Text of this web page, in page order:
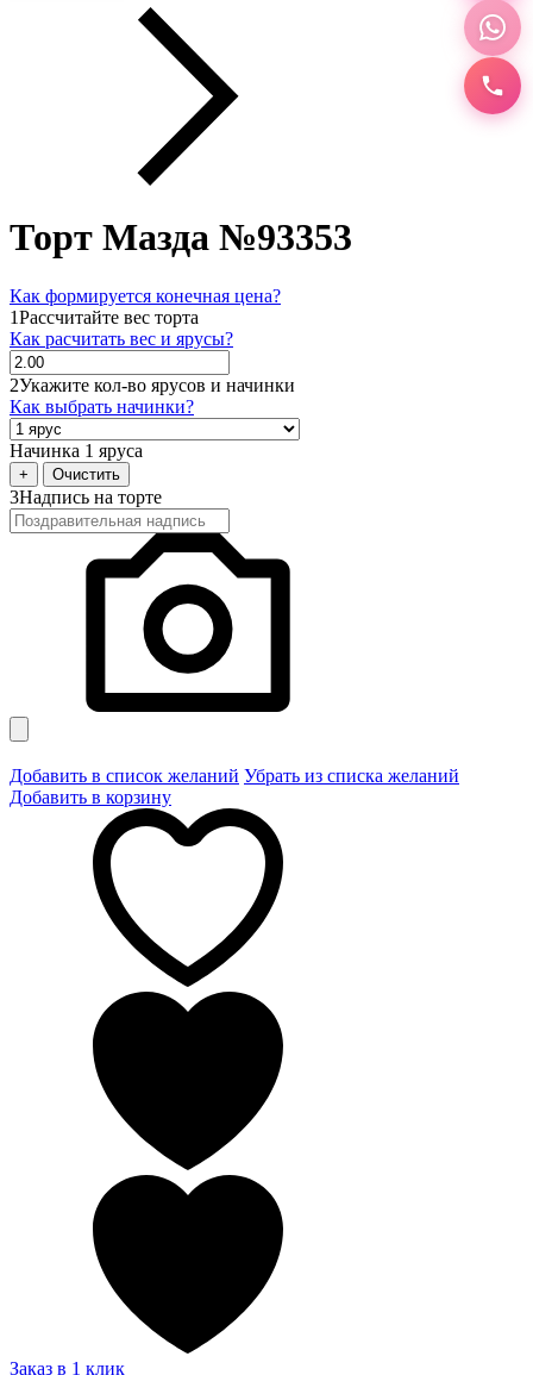
Торт Мазда №93353
Как формируется конечная цена?
1Рассчитайте вес торта
Как расчитать вес и ярусы?
2Укажите кол-во ярусов и начинки
Как выбрать начинки?
Начинка 1 яруса
+ Очистить
3Надпись на торте
Добавить в список желаний Убрать из списка желаний
Добавить в корзину
Заказ в 1 клик